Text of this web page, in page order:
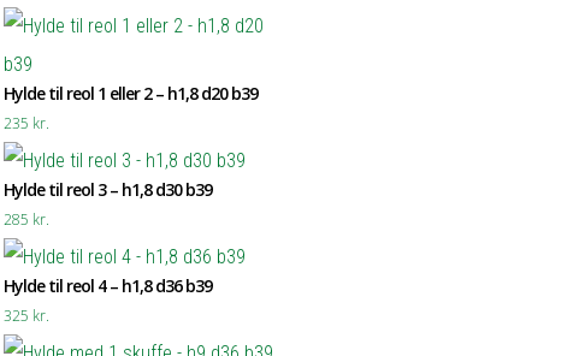
Hylde til reol 1 eller 2 – h1,8 d20 b39
235 kr.
Hylde til reol 3 – h1,8 d30 b39
285 kr.
Hylde til reol 4 – h1,8 d36 b39
325 kr.